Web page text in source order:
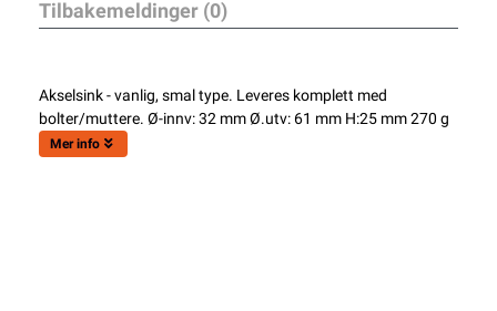
Tilbakemeldinger (0)
Akselsink - vanlig, smal type. Leveres komplett med
bolter/muttere. Ø-innv: 32 mm Ø.utv: 61 mm H:25 mm 270 g
Mer info